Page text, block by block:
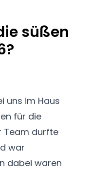
süßen
uns im Haus
für die
Team durfte
war
dabei waren